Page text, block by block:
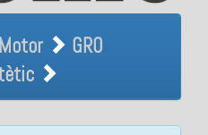
Motor GRO
Sintètic
Motor
GRO